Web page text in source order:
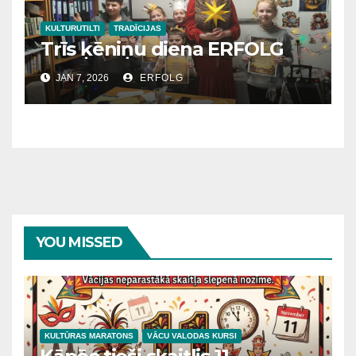
KULTURUTILTI TRADĪCIJAS
Trīs ķēniņu diena ERFOLG
JAN 7, 2026 ERFOLG
YOU MISSED
KULTŪRAS MARATONS VĀCU VALODAS KURSI